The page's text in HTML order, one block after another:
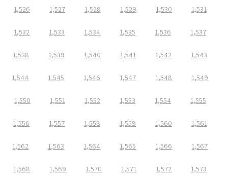
1,526 1,527 1,528 1,529 1,530 1,531
1,532 1,533 1,534 1,535 1,536 1,537
1,538 1,539 1,540 1,541 1,542 1,543
1,544 1,545 1,546 1,547 1,548 1,549
1,550 1,551 1,552 1,553 1,554 1,555
1,556 1,557 1,558 1,559 1,560 1,561
1,562 1,563 1,564 1,565 1,566 1,567
1,568 1,569 1,570 1,571 1,572 1,573